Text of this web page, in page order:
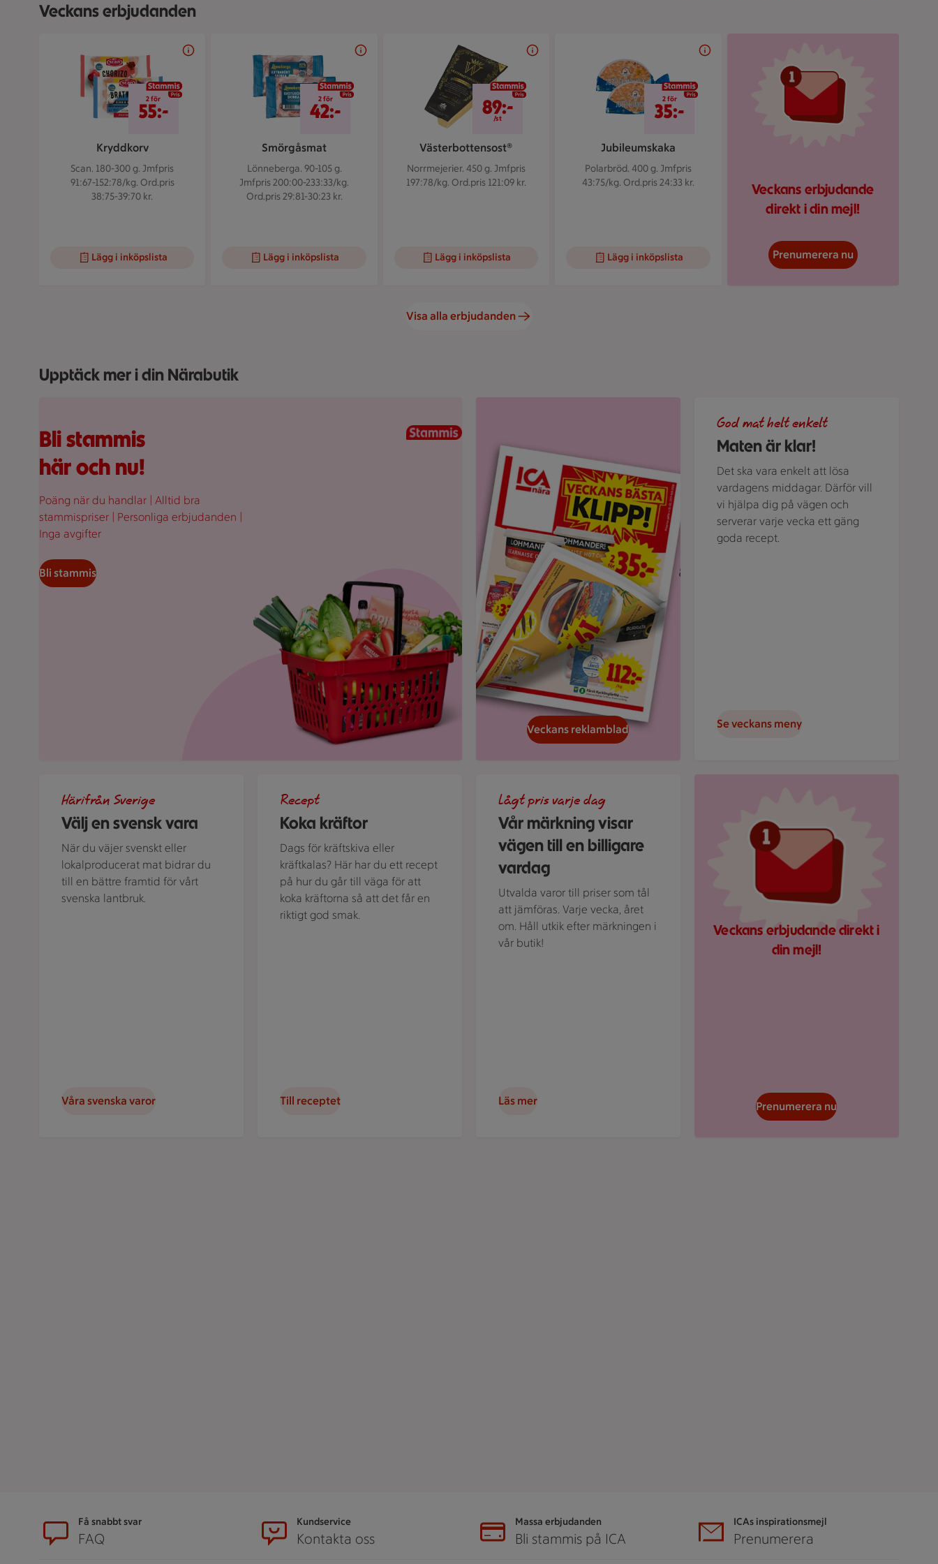
Veckans erbjudanden
Bildspel med 5 bilder.
Kryddkorv
Scan. 180-300 g.Jmfpris
91:67-152:78/kg. Ord.pris
38:75-39:70 kr.
2 för 55 kr
2 för
55:-
Lägg i inköpslista
Smörgåsmat
Lönneberga. 90-105 g.
Jmfpris 200:00-233:33/kg.
Ord.pris 29:81-30:23 kr.
2 för 42 kr
2 för
42:-
Lägg i inköpslista
Västerbottensost®
Norrmejerier. 450 g. Jmfpris
197:78/kg. Ord.pris 121:09 kr.
89 kr/st
89:-
/st
Lägg i inköpslista
Jubileumskaka
Polarbröd. 400 g. Jmfpris
43:75/kg. Ord.pris 24:33 kr.
2 för 35 kr
2 för
35:-
Lägg i inköpslista
Veckans erbjudande
direkt i din mejl!
Prenumerera nu
Visa alla erbjudanden
Upptäck mer i din Närabutik
Bli stammis
här och nu!
Poäng när du handlar | Alltid bra
stammispriser | Personliga erbjudanden |
Inga avgifter
Bli stammis
Veckans reklamblad
Maten är klar!
God mat helt enkelt
Det ska vara enkelt att lösa
vardagens middagar. Därför vill
vi hjälpa dig på vägen och
serverar varje vecka ett gäng
goda recept.
Se veckans meny
Välj en svensk vara
Härifrån Sverige
När du väjer svenskt eller
lokalproducerat mat bidrar du
till en bättre framtid för vårt
svenska lantbruk.
Våra svenska varor
Koka kräftor
Recept
Dags för kräftskiva eller
kräftkalas? Här har du ett recept
på hur du går till väga för att
koka kräftorna så att det får en
riktigt god smak.
Till receptet
Vår märkning visar
vägen till en billigare
vardag
Lågt pris varje dag
Utvalda varor till priser som tål
att jämföras. Varje vecka, året
om. Håll utkik efter märkningen i
vår butik!
Läs mer
Veckans erbjudande direkt i
din mejl!
Prenumerera nu
SidfotFå snabbt svar
FAQ
Kundservice
Kontakta oss
Massa erbjudanden
Bli stammis på ICA
ICAs inspirationsmejl
Prenumerera